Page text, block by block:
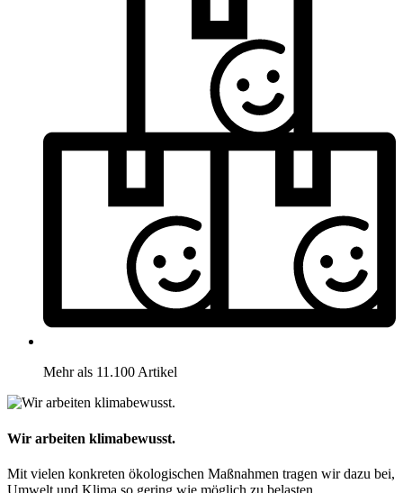
Mehr als 11.100 Artikel
Wir arbeiten klimabewusst.
Mit vielen konkreten ökologischen Maßnahmen tragen wir dazu bei,
Umwelt und Klima so gering wie möglich zu belasten.